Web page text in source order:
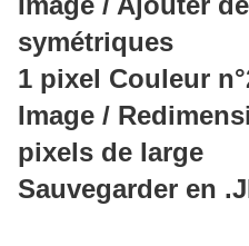
symétriques
1 pixel Couleur
Image /
pixels de large
Sauvegarder en